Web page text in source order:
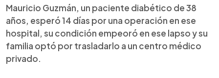
Mauricio Guzmán, un paciente diabético de 38
años, esperó 14 días por una operación en ese
hospital, su condición empeoró en ese lapso y su
familia optó por trasladarlo a un centro médico
privado.